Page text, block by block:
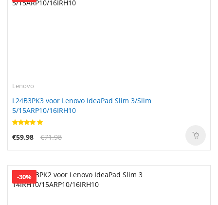
Lenovo
L24B3PK3 voor Lenovo IdeaPad Slim 3/Slim
5/15ARP10/16IRH10
€59.98 €71.98
-30%